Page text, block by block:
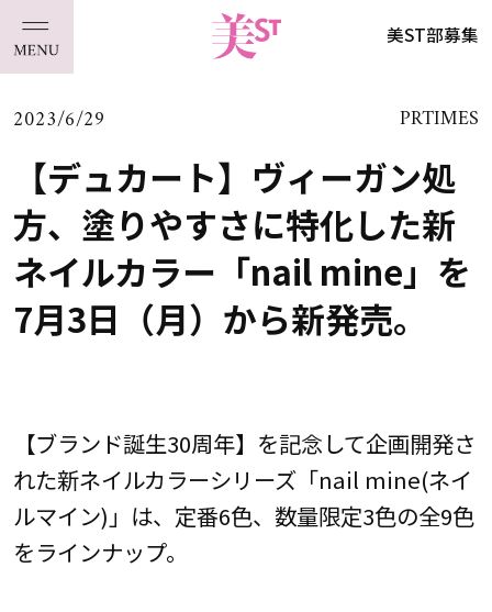
美ST部募集
2023/6/29 PRTIMES
【デュカート】ヴィーガン処
方、塗りやすさに特化した新
ネイルカラー「nail mine」を
7月3日（月）から新発売。
【ブランド誕生30周年】を記念して企画開発さ
れた新ネイルカラーシリーズ「nail mine(ネイ
ルマイン)」は、定番6色、数量限定3色の全9色
をラインナップ。